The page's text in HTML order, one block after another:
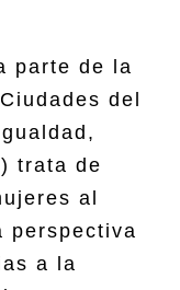
parte de la
del
trata de
al
perspectiva
a la